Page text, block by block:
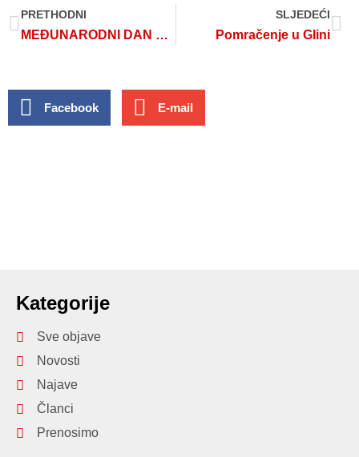
PRETHODNI
MEĐUNARODNI DAN SJEĆANJA NA ROMSKE ŽRTVE GENOCIDA U DRUGOM SVJETSKOM RATU
SLJEDEĆI
Pomračenje u Glini
Facebook E-mail
Kategorije
Sve objave
Novosti
Najave
Članci
Prenosimo